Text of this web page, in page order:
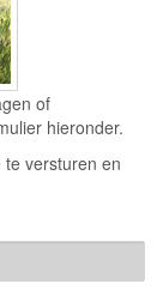
of
hieronder.
versturen en